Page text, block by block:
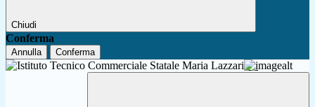
Chiudi
Conferma
Annulla Conferma